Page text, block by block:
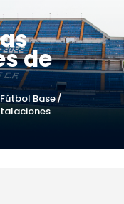
de
Fútbol Base